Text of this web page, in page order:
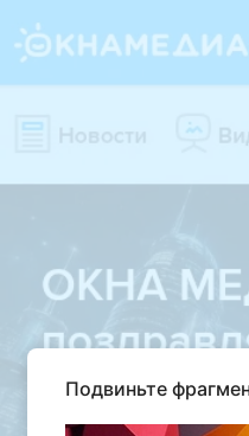
Подвиньте